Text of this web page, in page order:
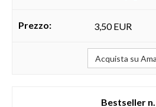
3,50 EUR
Acquista su